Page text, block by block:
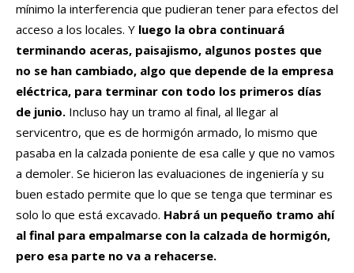
mínimo la interferencia que pudieran tener para efectos del
acceso a los locales. Y luego la obra continuará
terminando aceras, paisajismo, algunos postes que
no se han cambiado, algo que depende de la empresa
eléctrica, para terminar con todo los primeros días
de junio. Incluso hay un tramo al final, al llegar al
servicentro, que es de hormigón armado, lo mismo que
pasaba en la calzada poniente de esa calle y que no vamos
a demoler. Se hicieron las evaluaciones de ingeniería y su
buen estado permite que lo que se tenga que terminar es
solo lo que está excavado. Habrá un pequeño tramo ahí
al final para empalmarse con la calzada de hormigón,
pero esa parte no va a rehacerse.